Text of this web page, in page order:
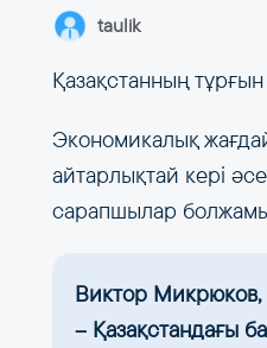
taulik
Қазақстанның
Экономикалық
айтарлықтай кері
сарапшылар
Виктор Микрюков,
– Қазақстандағы